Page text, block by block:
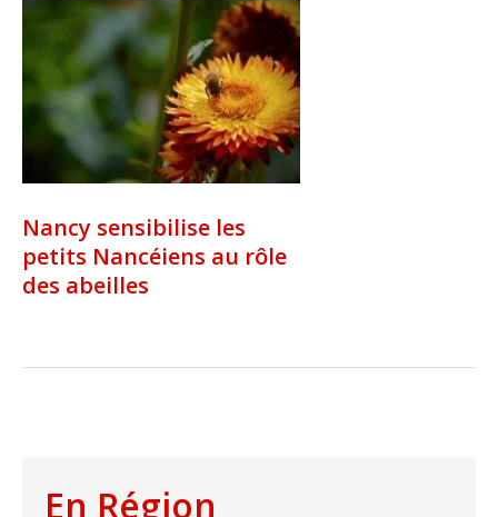
Nancy sensibilise les
petits Nancéiens au rôle
des abeilles
En Région